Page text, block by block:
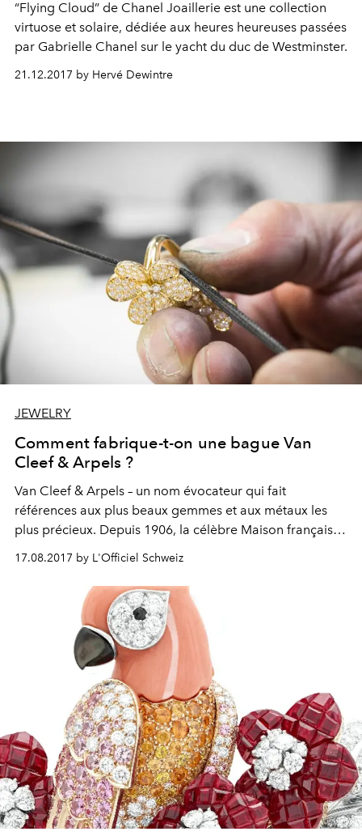
“Flying Cloud” de Chanel Joaillerie est une collection
virtuose et solaire, dédiée aux heures heureuses passées
par Gabrielle Chanel sur le yacht du duc de Westminster.
21.12.2017 by Hervé Dewintre
JEWELRY
Comment fabrique-t-on une bague Van
Cleef & Arpels ?
Van Cleef & Arpels – un nom évocateur qui fait
références aux plus beaux gemmes et aux métaux les
plus précieux. Depuis 1906, la célèbre Maison française
de délicatesse et de légèreté telles l’incontournable
Alhambra®, mais aussi Perlée™ et Bouton d’or™, pour
n'en citer que quelques unes. Immersion en coulisses
d'un processus créatif aussi minutieux que bien rodé.
17.08.2017 by L'Officiel Schweiz